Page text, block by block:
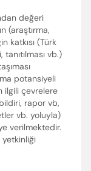
değeri
(araştırma,
katkısı (Türk
vb.)
potansiyeli
ilgili çevrelere
rapor vb,
vb. yoluyla)
verilmektedir.
yetkinliği